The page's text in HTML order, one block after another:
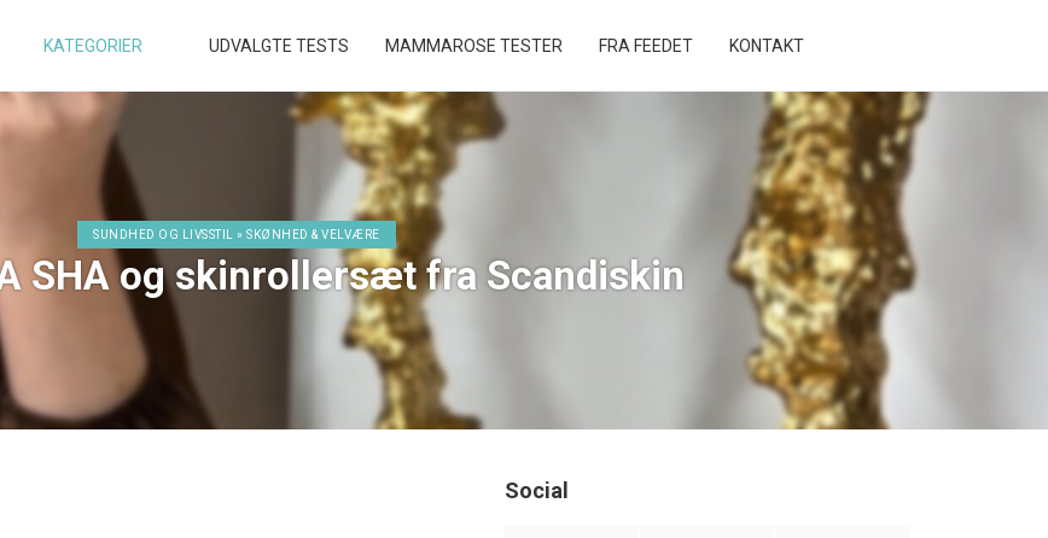
KATEGORIER UDVALGTE TESTS MAMMAROSE TESTER FRA FEEDET KONTAKT
SUNDHED OG LIVSSTIL » SKØNHED & VELVÆRE
SHA og skinrollersæt fra Scandiskin
Social